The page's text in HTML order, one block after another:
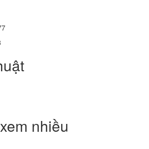
nhiều
- Intel Core i7 -4810MQ- 8G- SSD240G - Đồ
15.6"FHD
- Intel Core i5 -4300 U.( TH4)- 4G-
- Intel Core i7 -4600 U.( TH4)- 4G-
- Intel Core i5 -6300 U.( TH6)- 8G-
XUẤT THƯƠNG MẠI THIẾT KẾ BÌNH MINH